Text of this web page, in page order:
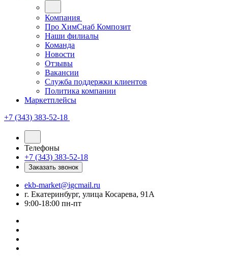
Компания
Про ХимСнаб Композит
Наши филиалы
Команда
Новости
Отзывы
Вакансии
Служба поддержки клиентов
Политика компании
Маркетплейсы
+7 (343) 383-52-18
Телефоны
+7 (343) 383-52-18
Заказать звонок
ekb-market@igcmail.ru
г. Екатеринбург, улица Косарева, 91А
9:00-18:00 пн-пт